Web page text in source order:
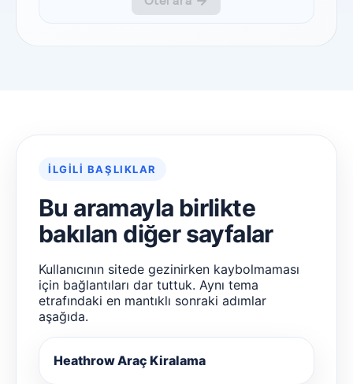
İLGILI BAŞLIKLAR
Bu aramayla birlikte
bakılan diğer sayfalar
Kullanıcının sitede gezinirken kaybolmaması
için bağlantıları dar tuttuk. Aynı tema
etrafındaki en mantıklı sonraki adımlar
aşağıda.
Heathrow Araç Kiralama